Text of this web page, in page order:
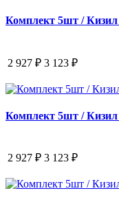
Комплект 5шт /
2 927 ₽ 3 123 ₽
Комплект 5шт /
2 927 ₽ 3 123 ₽